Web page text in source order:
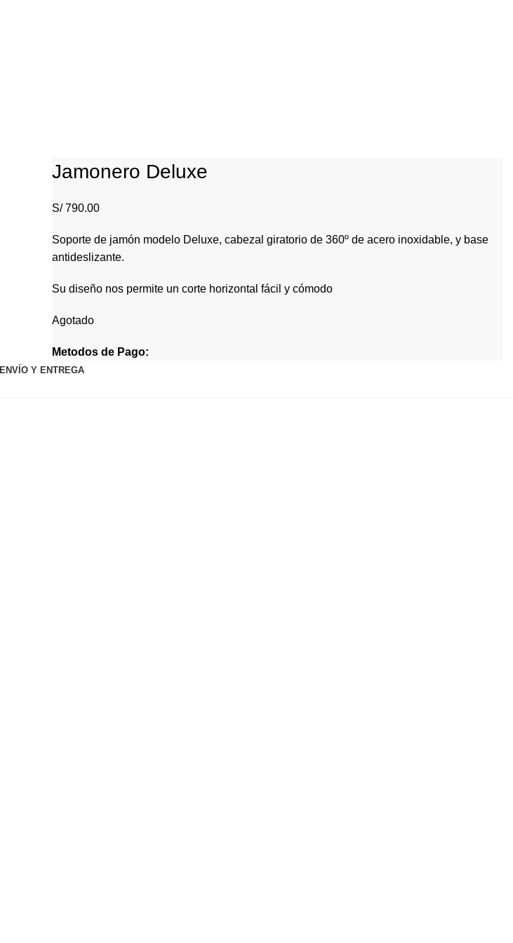
Jamonero Deluxe
S/790.00
Soporte de jamón modelo Deluxe, cabezal giratorio de 360º de acero inoxidable, y base
antideslizante.
Su diseño nos permite un corte horizontal fácil y cómodo
Agotado
Metodos de Pago:
ENVÍO Y ENTREGA